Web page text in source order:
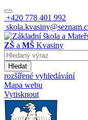
+420 778 401 992
ZŠ a MŠ Kvasiny
Hledat
rozšířené vyhledávání
Mapa webu
Vytisknout